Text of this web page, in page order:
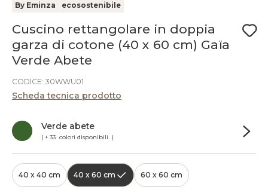
By Eminza ecosostenibile
Cuscino rettangolare in doppia
garza di cotone (40 x 60 cm) Gaïa
Verde Abete
CODICE: 30WWU01
Scheda tecnica prodotto
Verde abete
( + 33 colori disponibili )
40 x 40 cm 40 x 60 cm 60 x 60 cm